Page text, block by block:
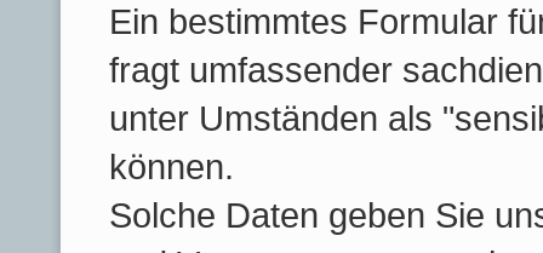
Ein bestimmtes Formular
fragt umfassender
unter Umständen als
können.
Solche Daten geben Sie